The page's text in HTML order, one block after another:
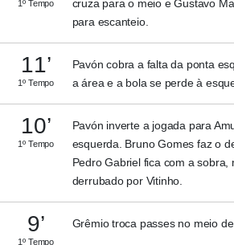
1º Tempo
cruza para o meio e Gustavo
para escanteio.
11’
1º Tempo
Pavón cobra a falta da ponta
a área e a bola se perde à
10’
1º Tempo
Pavón inverte a jogada para
esquerda. Bruno Gomes faz o
Pedro Gabriel fica com a sobra,
derrubado por Vitinho.
9’
1º Tempo
Grêmio troca passes no meio de